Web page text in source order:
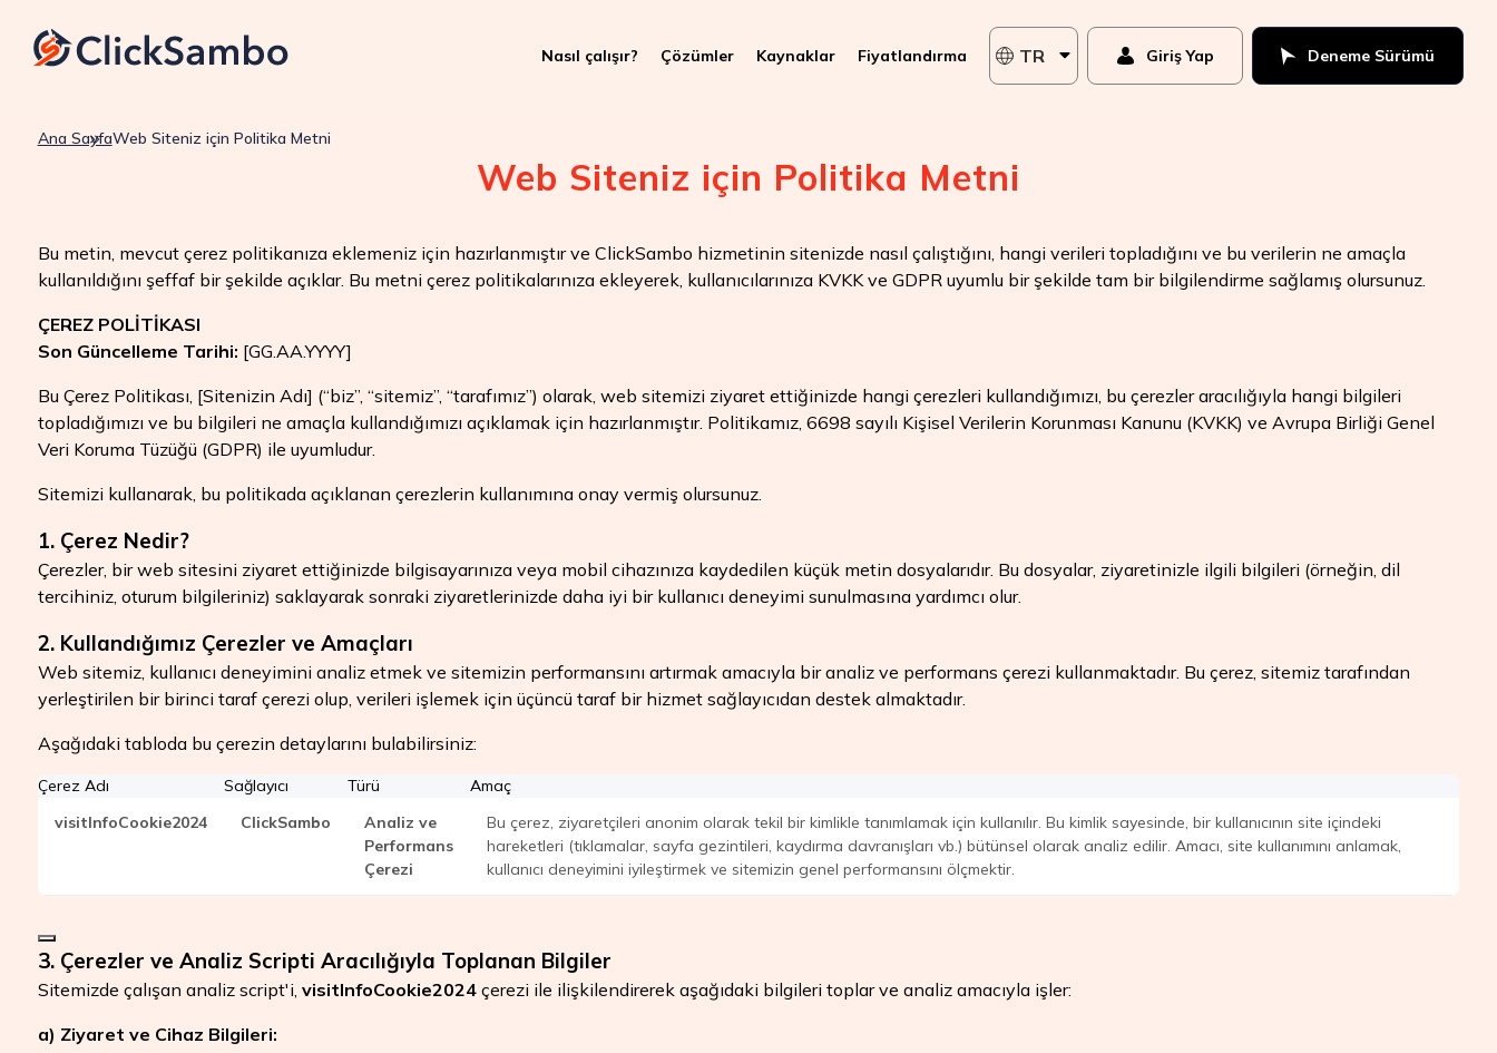
Nasıl çalışır? Çözümler Kaynaklar Fiyatlandırma TR Giriş Yap Deneme Sürümü
Ana SayfaWeb Siteniz için Politika Metni
Web Siteniz için Politika Metni
Bu metin, mevcut çerez politikanıza eklemeniz için hazırlanmıştır ve ClickSambo hizmetinin sitenizde nasıl çalıştığını, hangi verileri topladığını ve bu verilerin ne amaçla
kullanıldığını şeffaf bir şekilde açıklar. Bu metni çerez politikalarınıza ekleyerek, kullanıcılarınıza KVKK ve GDPR uyumlu bir şekilde tam bir bilgilendirme sağlamış olursunuz.
ÇEREZ POLİTİKASI
Son Güncelleme Tarihi: [GG.AA.YYYY]
Bu Çerez Politikası, [Sitenizin Adı] (“biz”, “sitemiz”, “tarafımız”) olarak, web sitemizi ziyaret ettiğinizde hangi çerezleri kullandığımızı, bu çerezler aracılığıyla hangi bilgileri
topladığımızı ve bu bilgileri ne amaçla kullandığımızı açıklamak için hazırlanmıştır. Politikamız, 6698 sayılı Kişisel Verilerin Korunması Kanunu (KVKK) ve Avrupa Birliği Genel
Veri Koruma Tüzüğü (GDPR) ile uyumludur.
Sitemizi kullanarak, bu politikada açıklanan çerezlerin kullanımına onay vermiş olursunuz.
1. Çerez Nedir?
Çerezler, bir web sitesini ziyaret ettiğinizde bilgisayarınıza veya mobil cihazınıza kaydedilen küçük metin dosyalarıdır. Bu dosyalar, ziyaretinizle ilgili bilgileri (örneğin, dil
tercihiniz, oturum bilgileriniz) saklayarak sonraki ziyaretlerinizde daha iyi bir kullanıcı deneyimi sunulmasına yardımcı olur.
2. Kullandığımız Çerezler ve Amaçları
Web sitemiz, kullanıcı deneyimini analiz etmek ve sitemizin performansını artırmak amacıyla bir analiz ve performans çerezi kullanmaktadır. Bu çerez, sitemiz tarafından
yerleştirilen bir birinci taraf çerezi olup, verileri işlemek için üçüncü taraf bir hizmet sağlayıcıdan destek almaktadır.
Aşağıdaki tabloda bu çerezin detaylarını bulabilirsiniz:
Çerez Adı Sağlayıcı Türü
Amaç
visitInfoCookie2024
ClickSambo
Analiz ve
Performans
Çerezi
Bu çerez, ziyaretçileri anonim olarak tekil bir kimlikle tanımlamak için kullanılır. Bu kimlik sayesinde, bir kullanıcının site içindeki
hareketleri (tıklamalar, sayfa gezintileri, kaydırma davranışları vb.) bütünsel olarak analiz edilir. Amacı, site kullanımını anlamak,
kullanıcı deneyimini iyileştirmek ve sitemizin genel performansını ölçmektir.
3. Çerezler ve Analiz Scripti Aracılığıyla Toplanan Bilgiler
Sitemizde çalışan analiz script'i, visitInfoCookie2024çerezi ile ilişkilendirerek aşağıdaki bilgileri toplar ve analiz amacıyla işler:
a) Ziyaret ve Cihaz Bilgileri: